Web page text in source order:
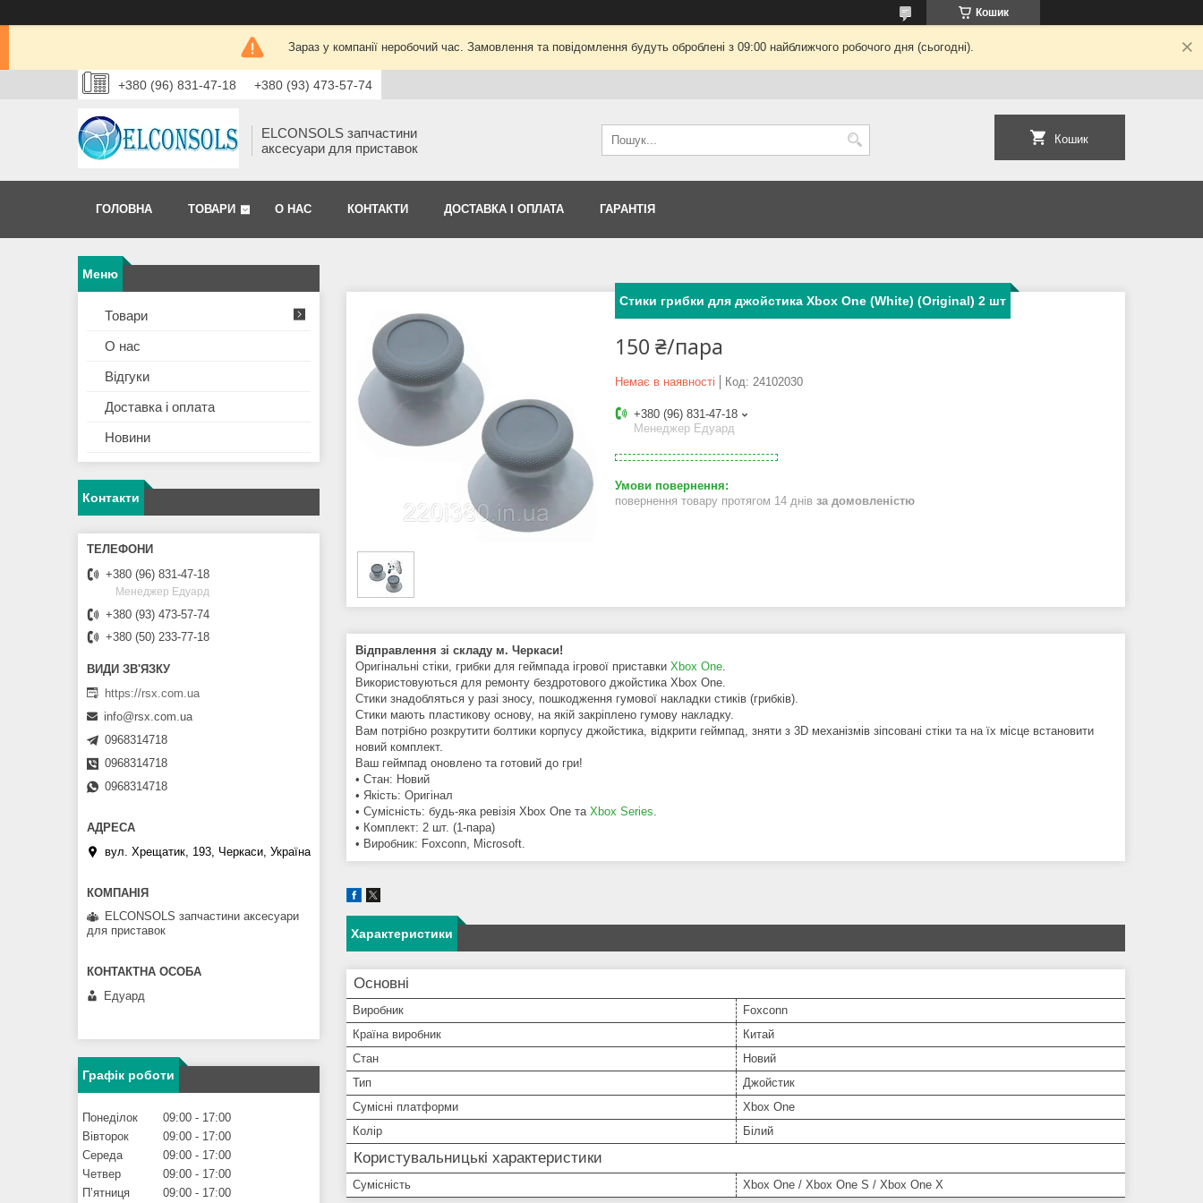
Кошик
Зараз у компанії неробочий час. Замовлення та повідомлення будуть оброблені з 09:00 найближчого робочого дня (сьогодні).
+380 (96) 831-47-18 +380 (93) 473-57-74
ELCONSOLS запчастини
аксесуари для приставок
Кошик
ГОЛОВНА ТОВАРИ О НАС КОНТАКТИ ДОСТАВКА І ОПЛАТА ГАРАНТІЯ
Стики грибки для джойстика Xbox One (White) (Original) 2 шт
150 ₴/пара
Немає в наявності Код: 24102030
+380 (96) 831-47-18
Менеджер Едуард
повернення товару протягом 14 днів за домовленістю
Відправлення зі складу м. Черкаси!
Оригінальні стіки, грибки для геймпада ігрової приставки Xbox One.
Використовуються для ремонту бездротового джойстика Xbox One.
Стики знадобляться у разі зносу, пошкодження гумової накладки стиків (грибків).
Стики мають пластикову основу, на якій закріплено гумову накладку.
Вам потрібно розкрутити болтики корпусу джойстика, відкрити геймпад, зняти з 3D механізмів зіпсовані стіки та на їх місце встановити
новий комплект.
Ваш геймпад оновлено та готовий до гри!
• Стан: Новий
• Якість: Оригінал
• Сумісність: будь-яка ревізія Xbox One та Xbox Series.
• Комплект: 2 шт. (1-пара)
• Виробник: Foxconn, Microsoft.
Характеристики
Основні
Виробник
Foxconn
Країна виробник
Китай
Стан
Новий
Тип
Джойстик
Сумісні платформи
Xbox One
Колір
Білий
Користувальницькі характеристики
Сумісність Xbox One / Xbox One S / Xbox One X
Товари
О нас
Відгуки
Доставка і оплата
Новини
Контакти
+380 (96) 831-47-18
Менеджер Едуард
+380 (93) 473-57-74
+380 (50) 233-77-18
https://rsx.com.ua
info@rsx.com.ua
0968314718
0968314718
0968314718
вул. Хрещатик, 193, Черкаси, Україна
ELCONSOLS запчастини аксесуари
для приставок
Едуард
Графік роботи
Понеділок 09:00
17:00
Вівторок
09:00
17:00
Середа
09:00
17:00
Четвер
09:00
17:00
Пʼятниця
09:00
17:00